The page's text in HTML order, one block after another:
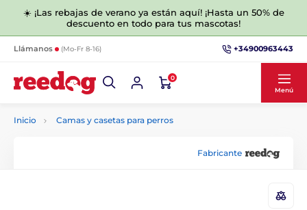
☀️ ¡Las rebajas de verano ya están aquí! ¡Hasta un 50% de
descuento en todo para tus mascotas!
Llámanos (Mo-Fr 8-16) +34900963443
0
Menú
Inicio Camas y casetas para perros
Fabricante